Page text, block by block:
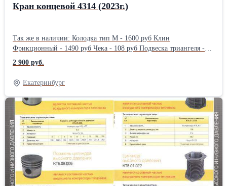
Кран концевой 4314 (2023г.)
Так же в наличии: Колодка тип М - 1600 руб Клин
Фрикционный - 1490 руб Чека - 108 руб Подвеска триангеля -
750 руб Втулка подвески п/у - 28 руб Втулка боковой рамы 47мм
- 67 руб Валик подвески - 250 руб Предохранитель 4384 - 117
руб Диск подпятника - 700 руб Прокладка сменная М1698.03.100
(2х лепестковый) -490 руб Клин тягового хомута - 1290 руб
Замкодержатель - 830 руб Подъемник замка - 540 руб Валик
подъемника - 830 руб Предохранитель замка - 625 руб Подвеска
маятниковая - 550 руб Цепочка - 250 руб Главная часть 270-023 -
6100 Магистральная часть 483-010 - 4700 руб Авторежим 265А-4
- 6250 руб Рукав Р17б - 1290 руб Кран 4300В -1290 руб Кран
4301 -1490 руб Кран 4302 - 1490 руб Кран 4314 - 2900 руб Кран
4314б - 2500 руб Авторегулятор РТРП-675 - 6500 руб
2 900 руб.
Екатеринбург